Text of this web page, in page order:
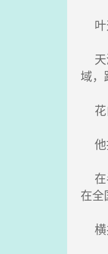
叶
天
域，
花
他
在
在全
横